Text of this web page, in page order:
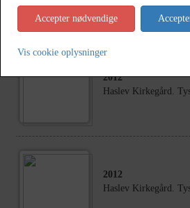
2012
Haslev Kirkegård.
2012
Haslev Kirkegård.
Accepter nødvendige
Vis cookie oplysninger